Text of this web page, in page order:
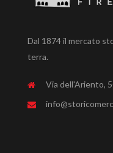
Dal 1874 il mercato
terra.
Via dell'Ariento,